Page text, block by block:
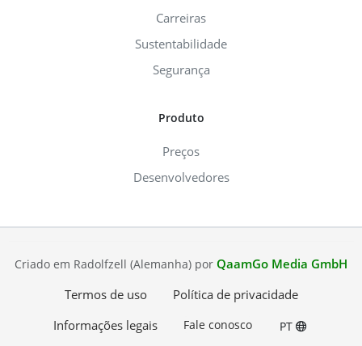
Carreiras
Sustentabilidade
Segurança
Produto
Preços
Desenvolvedores
Criado em Radolfzell (Alemanha) por QaamGo Media GmbH
Termos de uso
Política de privacidade
Informações legais
Fale conosco PT